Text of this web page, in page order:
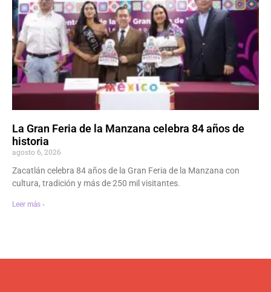
La Gran Feria de la Manzana celebra 84 años de
historia
agosto 6, 2026
Zacatlán celebra 84 años de la Gran Feria de la Manzana con
cultura, tradición y más de 250 mil visitantes.
Leer más ›